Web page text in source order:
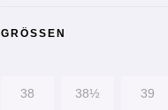
GRÖSSEN
38 38½ 39